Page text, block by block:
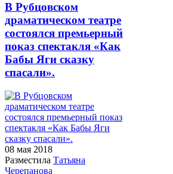
В Рубцовском
драматическом театре
состоялся премьерный
показ спектакля «Как
Бабы Яги сказку
спасали».
08 мая 2018
Разместила Татьяна
Черепанова